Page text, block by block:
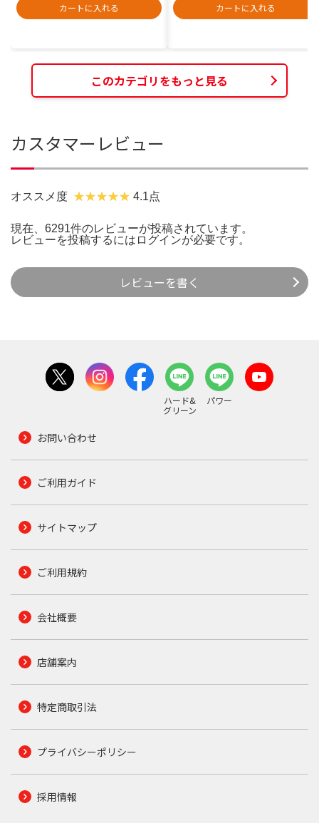
カートに入れる
カートに入れる
このカテゴリをもっと見る
カスタマーレビュー
オススメ度 4.1点
現在、6291件のレビューが投稿されています。
レビューを投稿するには ログインが必要です。
レビューを書く
ハード&
グリーン
パワー
お問い合わせ
ご利用ガイド
サイトマップ
ご利用規約
会社概要
店舗案内
特定商取引法
プライバシーポリシー
採用情報